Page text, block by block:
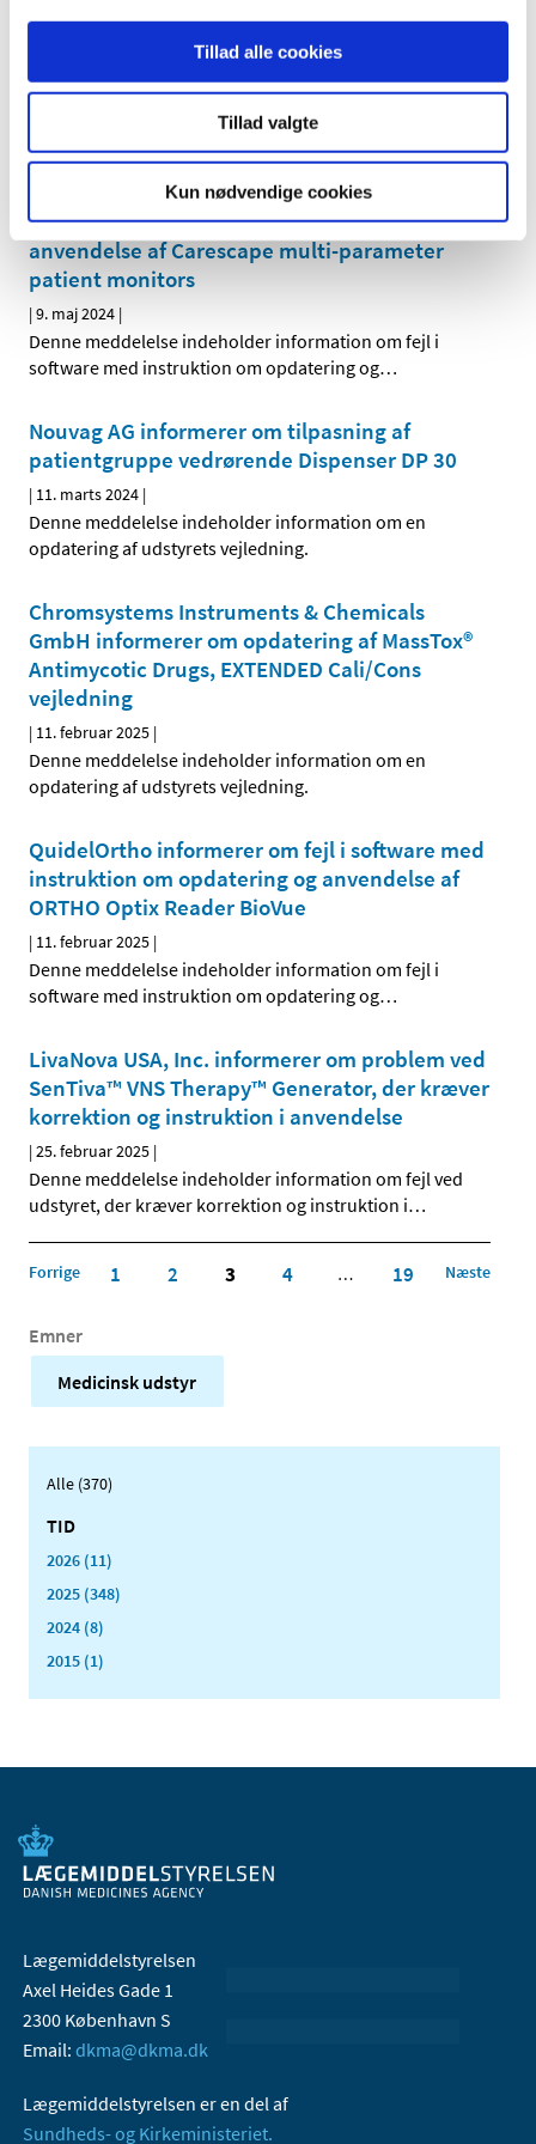
Tillad alle cookies
Tillad valgte
Kun nødvendige cookies
|
Denne meddelelse indeholder information om sikker og
korrekt brug af udstyret.
GE Healthcare Finland Oy informerer om fejl i
software med instruktion om opdatering og
anvendelse af Carescape multi-parameter
patient monitors
| 9. maj 2024 |
Denne meddelelse indeholder information om fejl i
software med instruktion om opdatering og…
Nouvag AG informerer om tilpasning af
patientgruppe vedrørende Dispenser DP 30
| 11. marts 2024 |
Denne meddelelse indeholder information om en
opdatering af udstyrets vejledning.
Chromsystems Instruments & Chemicals
GmbH informerer om opdatering af MassTox®
Antimycotic Drugs, EXTENDED Cali/Cons
vejledning
| 11. februar 2025 |
Denne meddelelse indeholder information om en
opdatering af udstyrets vejledning.
QuidelOrtho informerer om fejl i software med
instruktion om opdatering og anvendelse af
ORTHO Optix Reader BioVue
| 11. februar 2025 |
Denne meddelelse indeholder information om fejl i
software med instruktion om opdatering og…
LivaNova USA, Inc. informerer om problem ved
SenTiva™ VNS Therapy™ Generator, der kræver
korrektion og instruktion i anvendelse
|25. februar 2025 |
Denne meddelelse indeholder information om fejl ved
udstyret, der kræver korrektion og instruktion i…
Forrige 1 2 3 4 … 19 Næste
Emner
Medicinsk udstyr
Alle (370)
TID
2026 (11)
2025 (348)
2024 (8)
2015 (1)
Lægemiddelstyrelsen
Axel Heides Gade 1
2300 København S
Email: dkma@dkma.dk
Lægemiddelstyrelsen er en del af
Sundheds- og Kirkeministeriet.